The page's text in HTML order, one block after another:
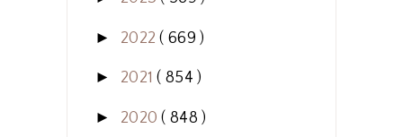
► 2022( 669 )
► 2021( 854 )
► 2020( 848 )